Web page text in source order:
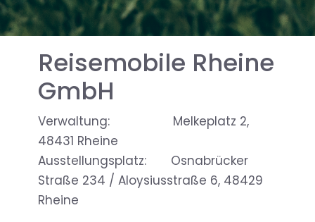
Reisemobile Rheine
GmbH
Verwaltung: Melkeplatz 2,
48431 Rheine
Ausstellungsplatz: Osnabrücker
Straße 234 / Aloysiusstraße 6, 48429
Rheine